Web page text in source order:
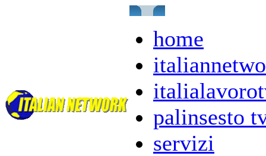
home
palinsesto
servizi